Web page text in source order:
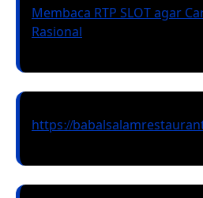
Membaca RTP SLOT agar
Rasional
https://